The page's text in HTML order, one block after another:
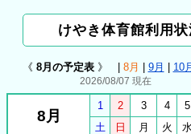
けやき体育館利用状
《 8月の予定表》 | 8月 9月 10
2026/08/07 現在
8月
1 2 3 4 5
土
日 月 火 水